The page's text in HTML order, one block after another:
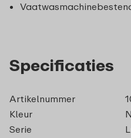
Specificaties
Artikelnummer
Kleur
Serie